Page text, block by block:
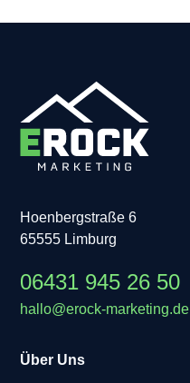
Hoenbergstraße 6
65555 Limburg
06431 945 26 50
hallo@erock-marketing.de
Über Uns